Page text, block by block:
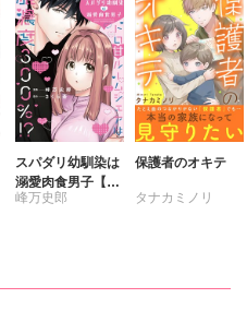
スパダリ幼馴染は
溺愛肉食男子【単
行本版】1トロ甘
峰万史郎
保護者のオキテ
タナカミノリ